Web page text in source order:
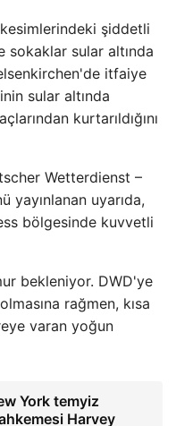
şiddetli
sokaklar sular altında
itfaiye
sular altında
kurtarıldığını
Wetterdienst –
yayınlanan uyarıda,
bölgesinde kuvvetli
bekleniyor. DWD'ye
rağmen, kısa
varan yoğun
York temyiz
Harvey